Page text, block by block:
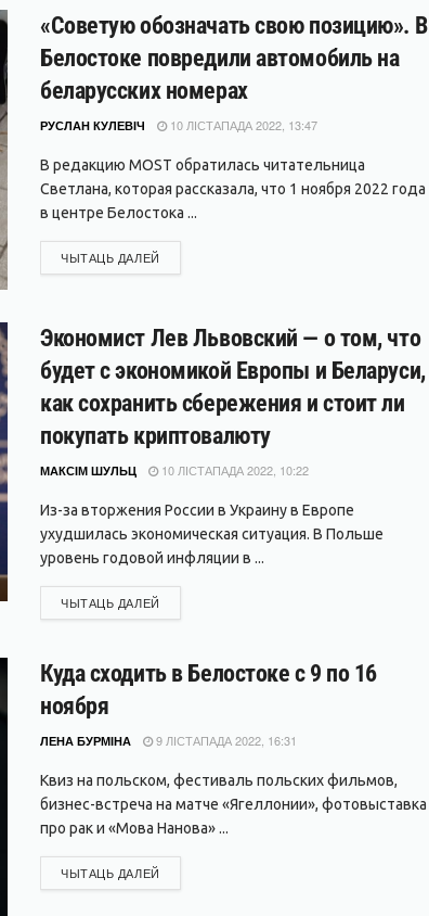
«Советую обозначать свою позицию». В
Белостоке повредили автомобиль на
беларусских номерах
РУСЛАН КУЛЕВІЧ 10 ЛІСТАПАДА 2022, 13:47
В редакцию MOST обратилась читательница
Светлана, которая рассказала, что 1 ноября 2022 года
в центре Белостока ...
ЧЫТАЦЬ ДАЛЕЙ
Экономист Лев Львовский — о том, что
будет с экономикой Европы и Беларуси,
как сохранить сбережения и стоит ли
покупать криптовалюту
МАКСІМ ШУЛЬЦ 10 ЛІСТАПАДА 2022, 10:22
Из-за вторжения России в Украину в Европе
ухудшилась экономическая ситуация. В Польше
уровень годовой инфляции в ...
ЧЫТАЦЬ ДАЛЕЙ
Куда сходить в Белостоке с 9 по 16
ноября
ЛЕНА БУРМІНА 9 ЛІСТАПАДА 2022, 16:31
Квиз на польском, фестиваль польских фильмов,
бизнес-встреча на матче «Ягеллонии», фотовыставка
про рак и «Мова Нанова» ...
ЧЫТАЦЬ ДАЛЕЙ